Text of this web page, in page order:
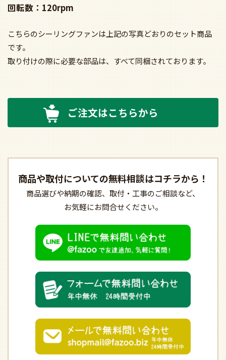
回転数：120rpm
こちらのシーリングファンは上記の写真どおりのセット商品
です。
取り付けの際に必要な部品は、すべて同梱されております。
ご注文はこちらから
商品や取付についての無料相談はコチラから！
商品選びや納期の確認、 取付・工事のご相談など、
お気軽にお問合せください。